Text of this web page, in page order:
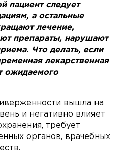
пациент следует
а остальные
лечение,
препараты, нарушают
Что делать, если
лекарственная
ожидаемого
вышла на
и негативно влияет
требует
органов, врачебных